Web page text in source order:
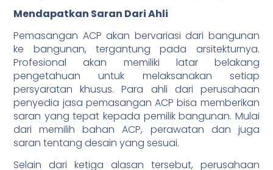
Mendapatkan Saran Dari Ahli
Pemasangan ACP akan bervariasi dari bangunan
ke bangunan, tergantung pada arsitekturnya.
Profesional akan memiliki latar belakang
pengetahuan untuk melaksanakan setiap
persyaratan khusus. Para ahli dari perusahaan
penyedia jasa pemasangan ACP bisa memberikan
saran yang tepat kepada pemilik bangunan. Mulai
dari memilih bahan ACP, perawatan dan juga
saran tentang desain yang sesuai.
Selain dari ketiga alasan tersebut, perusahaan